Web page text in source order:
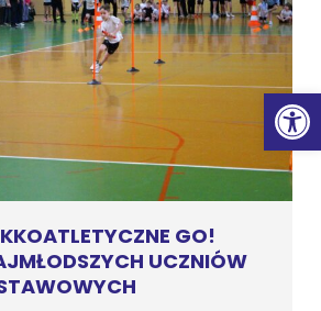
GO!
UCZNIÓW